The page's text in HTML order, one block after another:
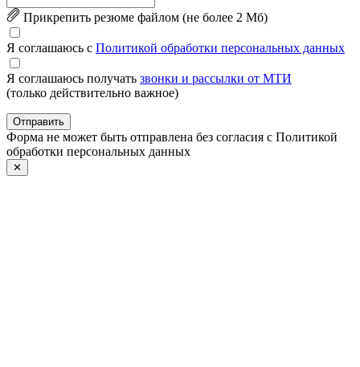
Прикрепить резюме файлом (не более 2 Mб)
Я соглашаюсь с Политикой обработки персональных данных
Я соглашаюсь получать звонки и рассылки от МТИ
(только действительно важное)
Отправить
Форма не может быть отправлена без согласия с Политикой
обработки персональных данных
✕